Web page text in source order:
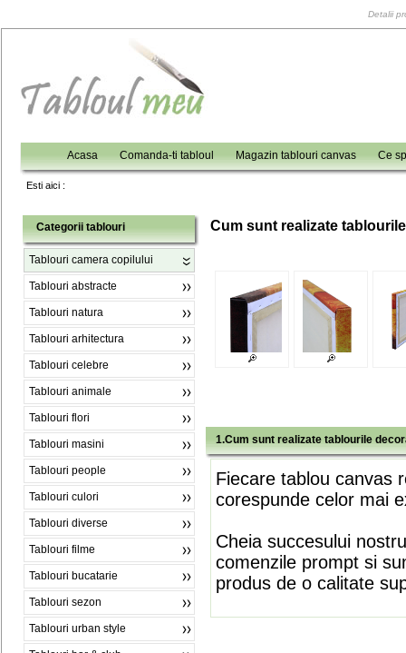
Detalii
Acasa Comanda-ti tabloul Magazin tablouri canvas Ce
Esti aici :
Categorii tablouri
Tablouri camera copilului
Tablouri abstracte
Tablouri natura
Tablouri arhitectura
Tablouri celebre
Tablouri animale
Tablouri flori
Tablouri masini
Tablouri people
Tablouri culori
Tablouri diverse
Tablouri filme
Tablouri bucatarie
Tablouri sezon
Tablouri urban style
Cum sunt realizate
1.Cum sunt realizate tablourile
Fiecare tablou canvas
corespunde celor mai
Cheia succesului
comenzile prompt si
produs de o calitate